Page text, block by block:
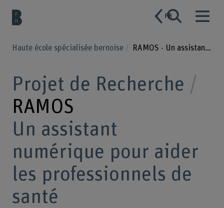
FR
Haute école spécialisée bernoise RAMOS - Un assistant numérique pour aider les professionnels de santé
Projet de Recherche
RAMOS
Un assistant
numérique pour aider
les professionnels de
santé